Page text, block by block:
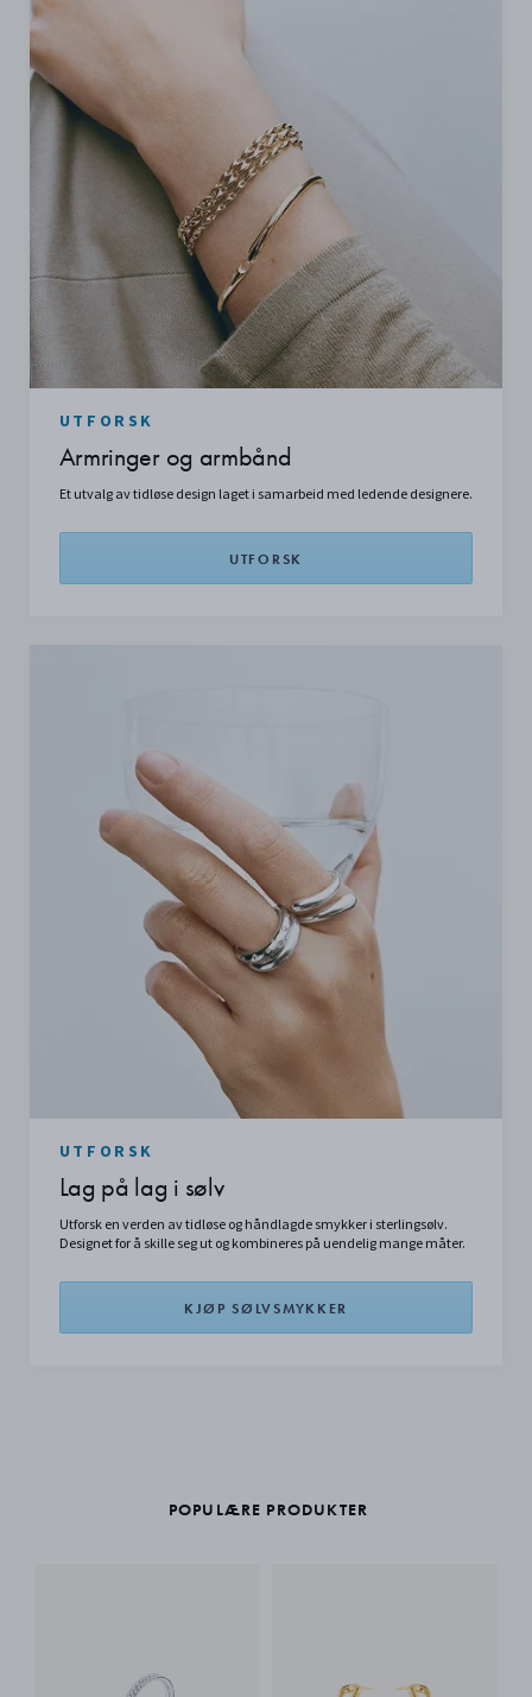
UTFORSK
Armringer og armbånd
Et utvalg av tidløse design laget i samarbeid med ledende designere.
UTFORSK
UTFORSK
Lag på lag i sølv
Utforsk en verden av tidløse og håndlagde smykker i sterlingsølv.
Designet for å skille seg ut og kombineres på uendelig mange måter.
KJØP SØLVSMYKKER
POPULÆRE PRODUKTER